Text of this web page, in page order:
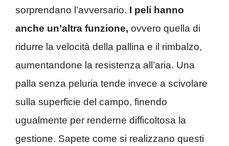
sorprendano l’avversario. I peli hanno
anche un’altra funzione, ovvero quella di
ridurre la velocità della pallina e il rimbalzo,
aumentandone la resistenza all’aria. Una
palla senza peluria tende invece a scivolare
sulla superficie del campo, finendo
ugualmente per renderne difficoltosa la
gestione. Sapete come si realizzano questi